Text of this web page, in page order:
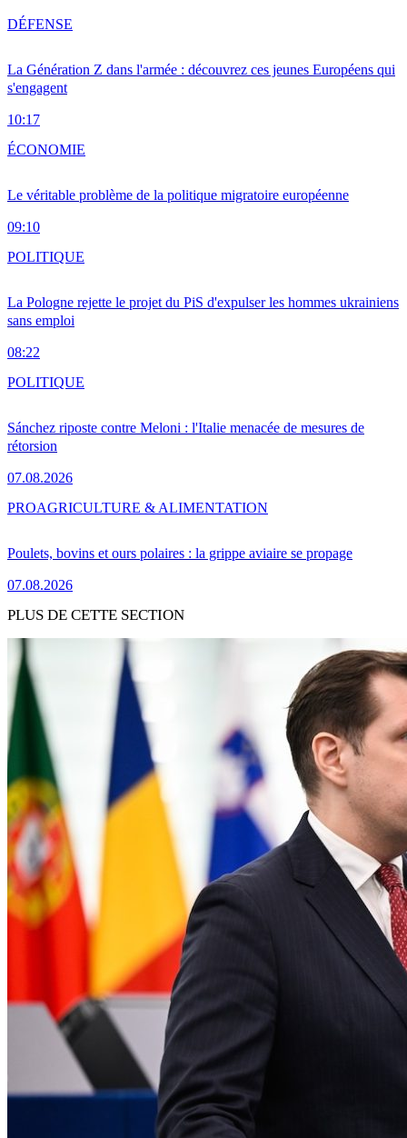
La Génération Z dans l'armée : découvrez ces jeunes Européens qui
s'engagent
10:17
DÉFENSE
Le véritable problème de la politique migratoire européenne
09:10
ÉCONOMIE
La Pologne rejette le projet du PiS d'expulser les hommes ukrainiens
sans emploi
08:22
POLITIQUE
Sánchez riposte contre Meloni : l'Italie menacée de mesures de
rétorsion
07.08.2026
POLITIQUE
Poulets, bovins et ours polaires : la grippe aviaire se propage
07.08.2026
PROAGRICULTURE & ALIMENTATION
PLUS DE CETTE SECTION